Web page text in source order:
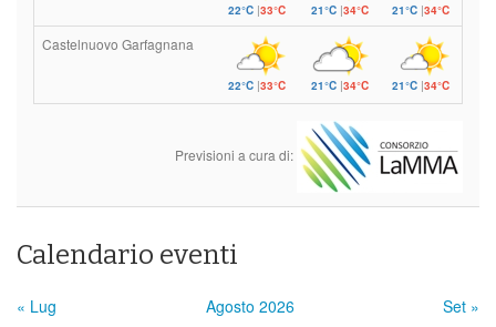
22°C|33°C 21°C|34°C 21°C |34°C
Castelnuovo Garfagnana
22°C|33°C 21°C|34°C 21°C |34°C
Previsioni a cura di:
Calendario eventi
« Lug Agosto 2026
Set »